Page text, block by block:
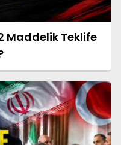
Maddelik Teklife